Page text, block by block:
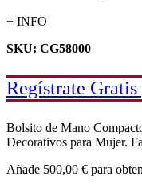
+ INFO
SKU: CG58000
Regístrate
Bolsito de Mano
Decorativos para Mujer.
Añade 500,00 € para